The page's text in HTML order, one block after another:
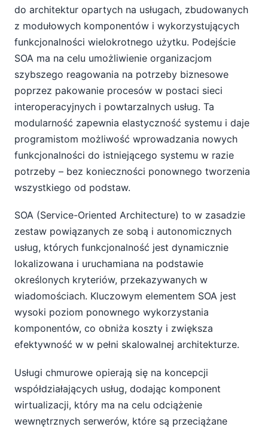
do architektur opartych na usługach, zbudowanych
z modułowych komponentów i wykorzystujących
funkcjonalności wielokrotnego użytku. Podejście
SOA ma na celu umożliwienie organizacjom
szybszego reagowania na potrzeby biznesowe
poprzez pakowanie procesów w postaci sieci
interoperacyjnych i powtarzalnych usług. Ta
modularność zapewnia elastyczność systemu i daje
programistom możliwość wprowadzania nowych
funkcjonalności do istniejącego systemu w razie
potrzeby – bez konieczności ponownego tworzenia
wszystkiego od podstaw.
SOA (Service-Oriented Architecture) to w zasadzie
zestaw powiązanych ze sobą i autonomicznych
usług, których funkcjonalność jest dynamicznie
lokalizowana i uruchamiana na podstawie
określonych kryteriów, przekazywanych w
wiadomościach. Kluczowym elementem SOA jest
wysoki poziom ponownego wykorzystania
komponentów, co obniża koszty i zwiększa
efektywność w w pełni skalowalnej architekturze.
Usługi chmurowe opierają się na koncepcji
współdziałających usług, dodając komponent
wirtualizacji, który ma na celu odciążenie
wewnętrznych serwerów, które są przeciążane